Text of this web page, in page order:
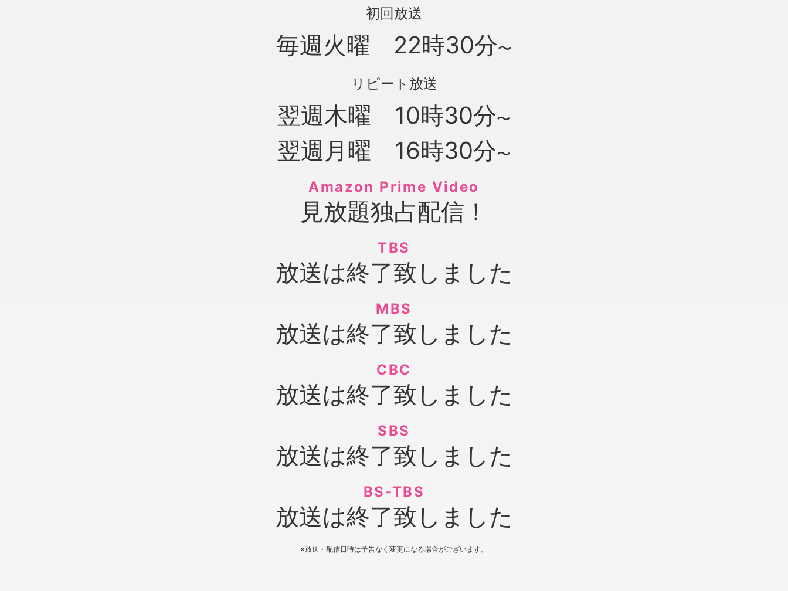
初回放送
毎週火曜 22時30分〜
リピート放送
翌週木曜 10時30分〜
翌週月曜 16時30分〜
Amazon Prime Video
見放題独占配信！
TBS
放送は終了致しました
MBS
放送は終了致しました
CBC
放送は終了致しました
SBS
放送は終了致しました
BS-TBS
放送は終了致しました
※放送・配信日時は予告なく変更になる場合がございます。